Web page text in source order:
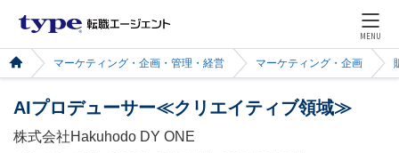
MENU
マーケティング・企画・管理・経営 マーケティング・企画
AIプロデューサー≪クリエイティブ領域≫
株式会社Hakuhodo DY ONE